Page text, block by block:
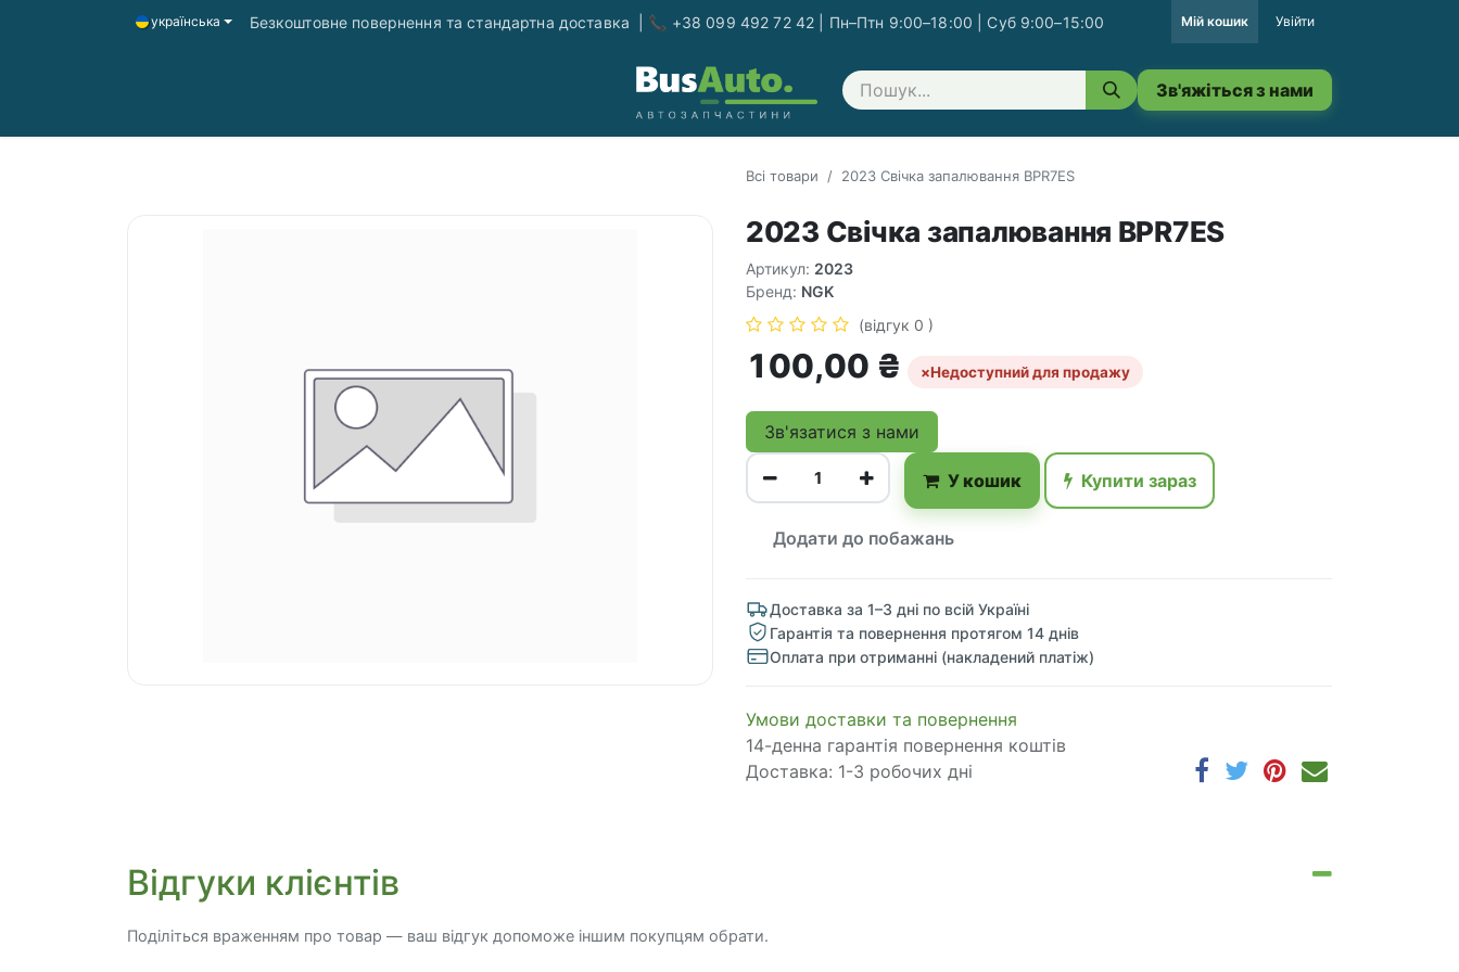
українська Безкоштовне повернення та стандартна доставка | 📞 +38 099 492 72 42 | Пн–Птн 9:00–18:00 | Суб 9:00–15:00 Мій кошик Увійти
Зв'яжіться з нами Зв'яжіться з нами
Всі товари 2023 Свічка запалювання BPR7ES
2023 Свічка запалювання BPR7ES
Артикул: 2023
Бренд: NGK
(відгук 0 )
100,00 ₴ ×Недоступний для продажу
Зв'язатися з нами
У кошик Купити зараз
Додати до побажань
Доставка за 1–3 дні по всій Україні
Гарантія та повернення протягом 14 днів
Оплата при отриманні (накладений платіж)
​​​​​​​​​​​​​​​​​​​​​​​​​​​​​​​​​​​​​​​​​​​​​​​​​​​​​​​​​​​​​​У​​м​о​в​​и​ д​ос​т​а​в​к​и ​т​а​ по​в​е​р​н​е​н​н​я
14-денна гарантія повернення коштів
Доставка: 1-3 робочих дні
Відгуки клієнтів
Поділіться враженням про товар — ваш відгук допоможе іншим покупцям обрати.